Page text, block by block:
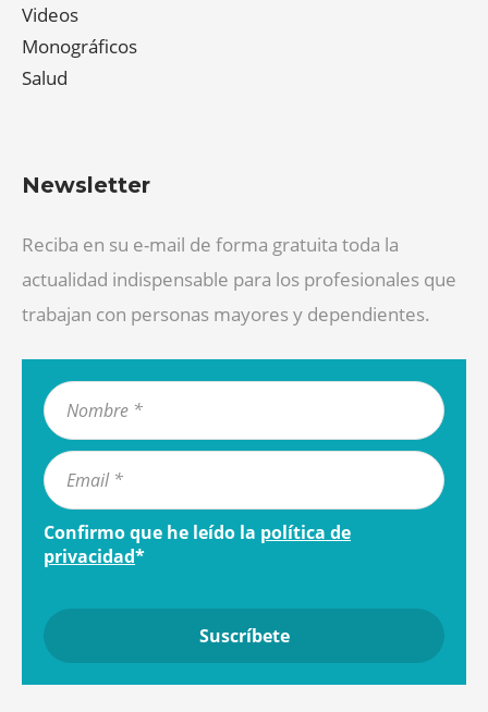
Videos
Monográficos
Salud
Newsletter
Reciba en su e-mail de forma gratuita toda la
actualidad indispensable para los profesionales que
trabajan con personas mayores y dependientes.
Confirmo que he leído la política de
privacidad*